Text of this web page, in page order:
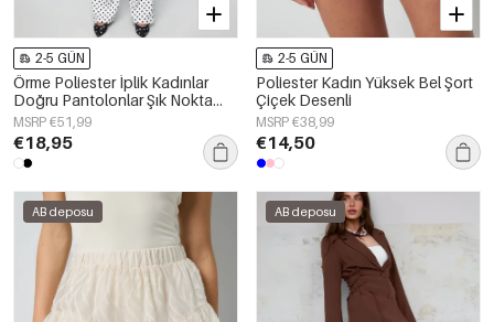
2-5 GÜN
Örme Poliester İplik Kadınlar
Doğru Pantolonlar Şık Nokta
Desen
MSRP €51,99
€18,95
2-5 GÜN
Poliester Kadın Yüksek Bel Şort
Çiçek Desenli
MSRP €38,99
€14,50
AB deposu AB deposu